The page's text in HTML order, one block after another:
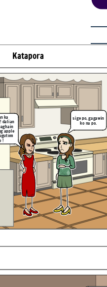
Katapora
ka
dalian
apple
!
sige po, gagawin
ko na po.